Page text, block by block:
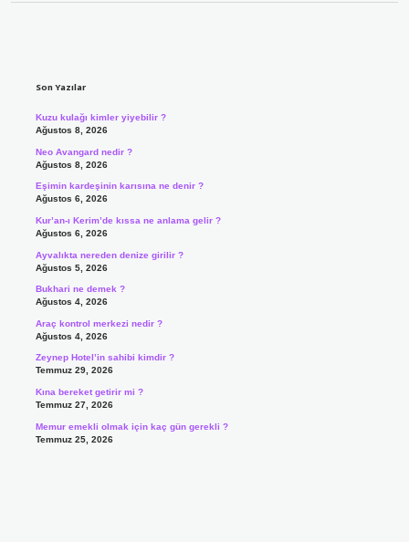
Son Yazılar
Kuzu kulağı kimler yiyebilir ?
Ağustos 8, 2026
Neo Avangard nedir ?
Ağustos 8, 2026
Eşimin kardeşinin karısına ne denir ?
Ağustos 6, 2026
Kur’an-ı Kerim’de kıssa ne anlama gelir ?
Ağustos 6, 2026
Ayvalıkta nereden denize girilir ?
Ağustos 5, 2026
Bukhari ne demek ?
Ağustos 4, 2026
Araç kontrol merkezi nedir ?
Ağustos 4, 2026
Zeynep Hotel’in sahibi kimdir ?
Temmuz 29, 2026
Kına bereket getirir mi ?
Temmuz 27, 2026
Memur emekli olmak için kaç gün gerekli ?
Temmuz 25, 2026